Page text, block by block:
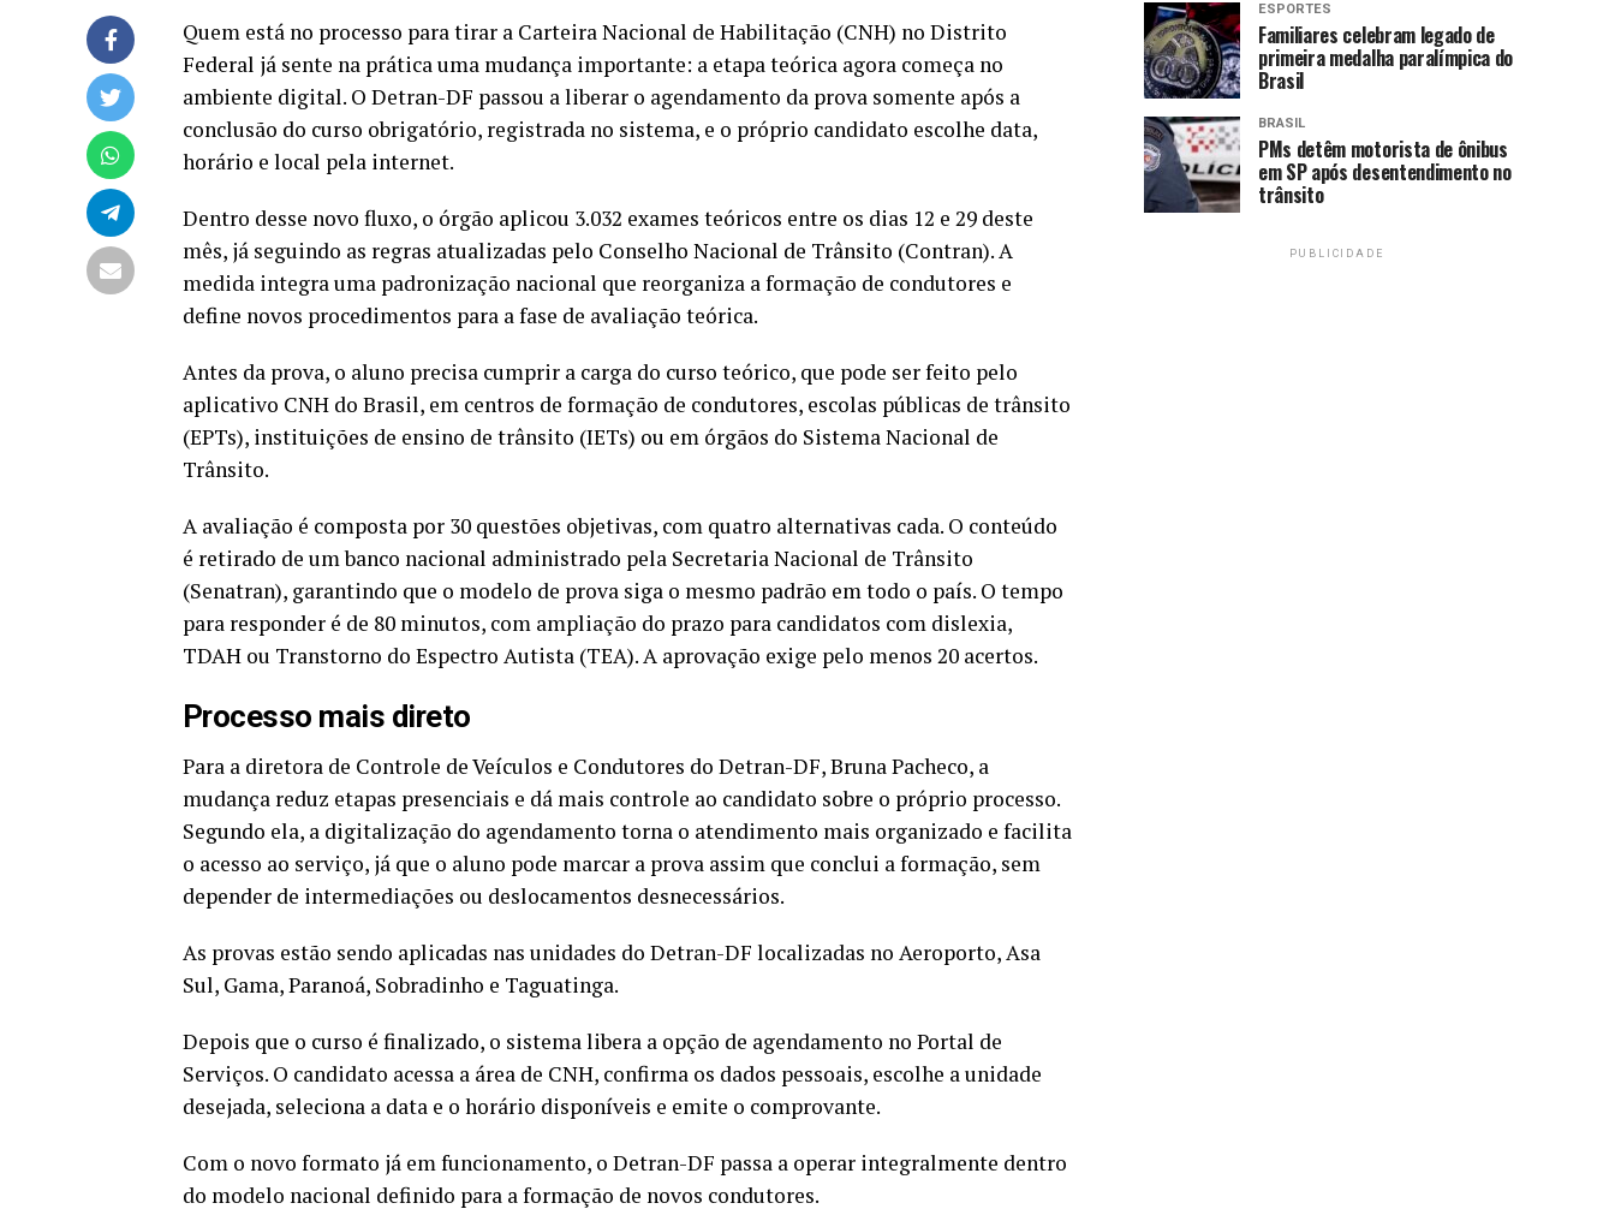
Quem está no processo para tirar a Carteira Nacional de Habilitação (CNH) no Distrito
Federal já sente na prática uma mudança importante: a etapa teórica agora começa no
ambiente digital. O Detran-DF passou a liberar o agendamento da prova somente após a
conclusão do curso obrigatório, registrada no sistema, e o próprio candidato escolhe data,
horário e local pela internet.
Dentro desse novo fluxo, o órgão aplicou 3.032 exames teóricos entre os dias 12 e 29 deste
mês, já seguindo as regras atualizadas pelo Conselho Nacional de Trânsito (Contran). A
medida integra uma padronização nacional que reorganiza a formação de condutores e
define novos procedimentos para a fase de avaliação teórica.
Antes da prova, o aluno precisa cumprir a carga do curso teórico, que pode ser feito pelo
aplicativo CNH do Brasil, em centros de formação de condutores, escolas públicas de trânsito
(EPTs), instituições de ensino de trânsito (IETs) ou em órgãos do Sistema Nacional de
Trânsito.
A avaliação é composta por 30 questões objetivas, com quatro alternativas cada. O conteúdo
é retirado de um banco nacional administrado pela Secretaria Nacional de Trânsito
(Senatran), garantindo que o modelo de prova siga o mesmo padrão em todo o país. O tempo
para responder é de 80 minutos, com ampliação do prazo para candidatos com dislexia,
TDAH ou Transtorno do Espectro Autista (TEA). A aprovação exige pelo menos 20 acertos.
Processo mais direto
Para a diretora de Controle de Veículos e Condutores do Detran-DF, Bruna Pacheco, a
mudança reduz etapas presenciais e dá mais controle ao candidato sobre o próprio processo.
Segundo ela, a digitalização do agendamento torna o atendimento mais organizado e facilita
o acesso ao serviço, já que o aluno pode marcar a prova assim que conclui a formação, sem
depender de intermediações ou deslocamentos desnecessários.
As provas estão sendo aplicadas nas unidades do Detran-DF localizadas no Aeroporto, Asa
Sul, Gama, Paranoá, Sobradinho e Taguatinga.
Depois que o curso é finalizado, o sistema libera a opção de agendamento no Portal de
Serviços. O candidato acessa a área de CNH, confirma os dados pessoais, escolhe a unidade
desejada, seleciona a data e o horário disponíveis e emite o comprovante.
Com o novo formato já em funcionamento, o Detran-DF passa a operar integralmente dentro
do modelo nacional definido para a formação de novos condutores.
ESPORTES
Familiares celebram legado de
primeira medalha paralímpica do
Brasil
BRASIL
PMs detêm motorista de ônibus
em SP após desentendimento no
trânsito
PUBLICIDADE